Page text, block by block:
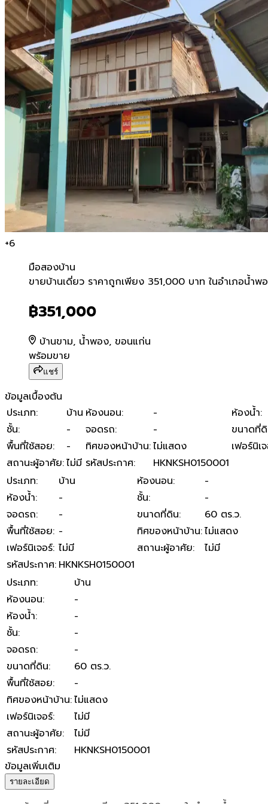
+6
มือสองบ้าน
ขายบ้านเดี่ยว ราคาถูกเพียง
ขายบ้านเดี่ยว ราคาถูกเพียง 351,000 บาท ในอำเภอน้ำพ
฿351,000
บ้านขาม, น้ำพอง, ขอนแก่น
พร้อมขาย
แชร์
ข้อมูลเบื้องต้น
ประเภท: บ้าน ห้องนอน: - ห้องน้ำ:
ชั้น: - จอดรถ: -
ขนาดที่
พื้นที่ใช้สอย: - ทิศของหน้าบ้าน:ไม่แสดง
เฟอร์นิเ
สถานะผู้อาศัย:ไม่มี รหัสประกาศ:
HKNKSH0150001
ประเภท: บ้าน ห้องนอน:
-
ห้องน้ำ: - ชั้น:
-
จอดรถ: - ขนาดที่ดิน:
60 ตร.ว.
พื้นที่ใช้สอย: - ทิศของหน้าบ้าน:ไม่แสดง
เฟอร์นิเจอร์: ไม่มี สถานะผู้อาศัย:
ไม่มี
รหัสประกาศ: HKNKSH0150001
ประเภท:
บ้าน
ห้องนอน:
-
ห้องน้ำ:
-
ชั้น:
-
จอดรถ:
-
ขนาดที่ดิน:
60 ตร.ว.
พื้นที่ใช้สอย:
-
ทิศของหน้าบ้าน:ไม่แสดง
เฟอร์นิเจอร์:
ไม่มี
สถานะผู้อาศัย:
ไม่มี
รหัสประกาศ:
HKNKSH0150001
ข้อมูลเพิ่มเติม
รายละเอียด